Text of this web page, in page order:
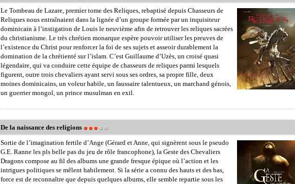
Le Tombeau de Lazare, premier tome des Reliques, rebaptisé depuis Chasseurs de
Reliques nous entraînaient dans la lignée d’un groupe formée par un inquisiteur
dominicain à l’instigation de Louis le neuvième afin de retrouver les reliques sacrées
du christianisme. Le très chrétien monarque espère pouvoir utiliser les preuves de
l’existence du Christ pour renforcer la foi de ses sujets et asseoir durablement la
domination de la chrétienté sur l’islam. C’est Guillaume d’Uzès, un croisé quasi
légendaire, qui va conduire cette équipe de chasseurs de reliques parmi lesquels
figurent, outre trois chevaliers ayant servi sous ses ordres, sa propre fille, deux
moines dominicains, un voleur habile, un faussaire talentueux, un marchand génois,
un guerrier mongol, un prince musulman en exil.
De la naissance des religions
Sortie de l’imagination fertile d’Ange (Gérard et Anne, qui signèrent sous le pseudo
G.E. Ranne les pls belle pas du jeu de rôle francophone), la Geste des Chevaliers
Dragons compose au fil des albums une grande fresque épique où l’action et les
intrigues politiques se mêlent habilement. Si la série a connu des hauts et des bas,
force est de reconnaître que depuis quelques albums, elle semble repartie sous les